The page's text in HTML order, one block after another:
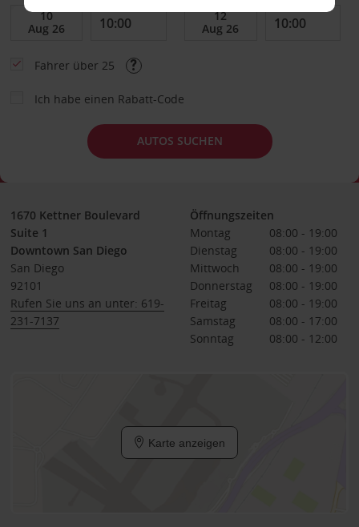
Fahrer über 25
Ich habe einen Rabatt-Code
AUTOS SUCHEN
1670 Kettner Boulevard
Suite 1
Downtown San Diego
San Diego
92101
Rufen Sie uns an unter: 619-
231-7137
Öffnungszeiten
Montag
08:00 - 19:00
Dienstag
08:00 - 19:00
Mittwoch
08:00 - 19:00
Donnerstag
08:00 - 19:00
Freitag
08:00 - 19:00
Samstag
08:00 - 17:00
Sonntag
08:00 - 12:00
Karte anzeigen